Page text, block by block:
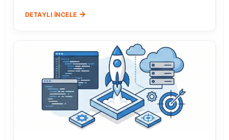
DETAYLI İNCELE